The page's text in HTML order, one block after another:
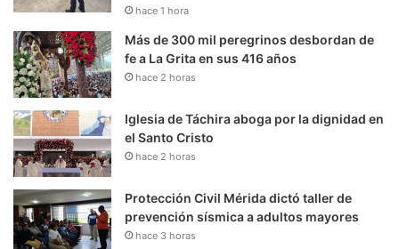
hace 1 hora
Más de 300 mil peregrinos desbordan de
fe a La Grita en sus 416 años
hace 2 horas
Iglesia de Táchira aboga por la dignidad en
el Santo Cristo
hace 2 horas
Protección Civil Mérida dictó taller de
prevención sísmica a adultos mayores
hace 3 horas